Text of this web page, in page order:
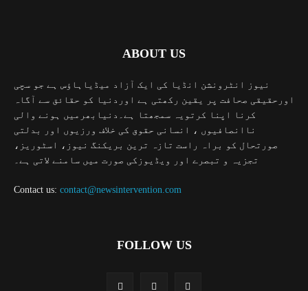
ABOUT US
نیوز انٹرونشن انڈیا کی ایک آزاد میڈیاہاؤس ہے جو سچی
اورحقیقی صحافت پر یقین رکھتی ہے اوردنیا کو حقائق سے آگاہ
کرنا اپنا کرتویہ سمجھتا ہے۔دنیابھرمیں ہونے والی
ناانصافیوں ، انسانی حقوق کی خلاف ورزیوں اور بدلتی
صورتحال کو براہ راست تازہ ترین بریکنگ نیوز، اسٹوریز،
تجزیہ و تبصرے اور ویڈیوزکی صورت میں سامنے لاتی ہے۔
Contact us: contact@newsintervention.com
FOLLOW US